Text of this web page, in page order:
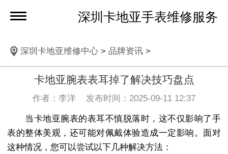
深圳卡地亚手表维修服务
深圳卡地亚维修中心> 品牌资讯>
卡地亚腕表表耳掉了解决技巧盘点
作者：李洋 发布时间：2025-09-11 12:37
当卡地亚腕表的表耳不慎脱落时，这不仅影响了手
表的整体美观，还可能对佩戴体验造成一定影响。面对
这种情况，您可以尝试以下几种解决方法：